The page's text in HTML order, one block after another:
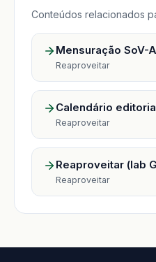
Conteúdos relacionados
Mensuração SoV-
Reaproveitar
Calendário
Reaproveitar
Reaproveitar (lab
Reaproveitar